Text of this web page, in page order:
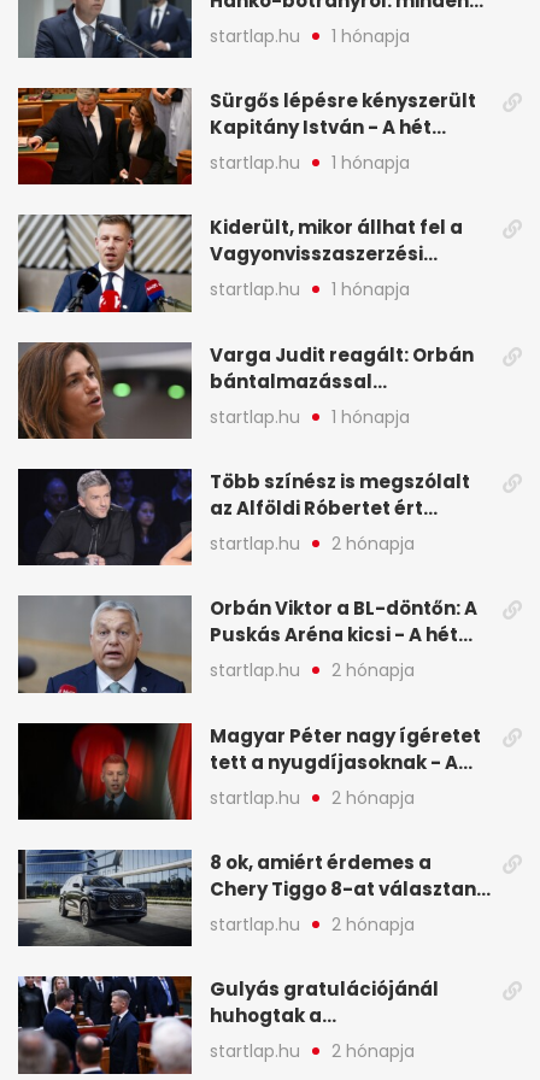
képekben
forint jó helyre ment - A hét
legfontosabb hírei
startlap.hu 1 hónapja
Sürgős lépésre kényszerült
Kapitány István - A hét
legfontosabb hírei
képekben
startlap.hu 1 hónapja
Kiderült, mikor állhat fel a
Vagyonvisszaszerzési
Hivatal - A hét legfontosabb
hírei képekben
startlap.hu 1 hónapja
Varga Judit reagált: Orbán
bántalmazással
kapcsolatban emlegette - A
hét legfontosabb hírei
startlap.hu 1 hónapja
Több színész is megszólalt
az Alföldi Róbertet ért
vádakról - A hét
legfontosabb hírei
startlap.hu 2 hónapja
Orbán Viktor a BL-döntőn: A
Puskás Aréna kicsi - A hét
legfontosabb hírei képeken
startlap.hu 2 hónapja
Magyar Péter nagy ígéretet
tett a nyugdíjasoknak - A
hét legfontosabb hírei
képekben
startlap.hu 2 hónapja
8 ok, amiért érdemes a
Chery Tiggo 8-at választani!
(X)
startlap.hu 2 hónapja
Gulyás gratulációjánál
huhogtak a
leghangosabban, miután
Magyart miniszterelnökké
startlap.hu 2 hónapja